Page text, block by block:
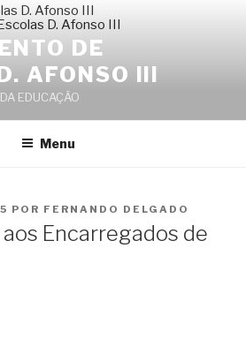
DE
AFONSO III
EDUCAÇÃO
Menu
POR FERNANDO DELGADO
Encarregados de